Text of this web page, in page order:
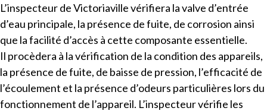
L’inspecteur de Victoriaville vérifiera la valve d’entrée
d’eau principale, la présence de fuite, de corrosion ainsi
que la facilité d’accès à cette composante essentielle.
Il procèdera à la vérification de la condition des appareils,
la présence de fuite, de baisse de pression, l’efficacité de
l’écoulement et la présence d’odeurs particulières lors du
fonctionnement de l’appareil. L’inspecteur vérifie les